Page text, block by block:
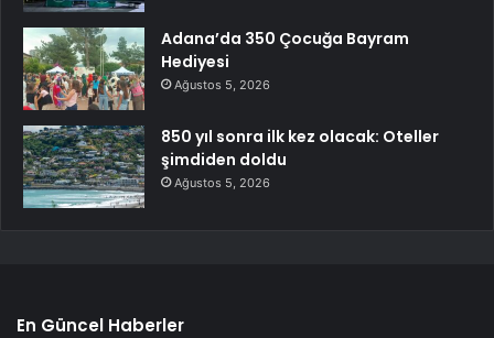
Adana’da 350 Çocuğa Bayram
Hediyesi
Ağustos 5, 2026
850 yıl sonra ilk kez olacak: Oteller
şimdiden doldu
Ağustos 5, 2026
En Güncel Haberler